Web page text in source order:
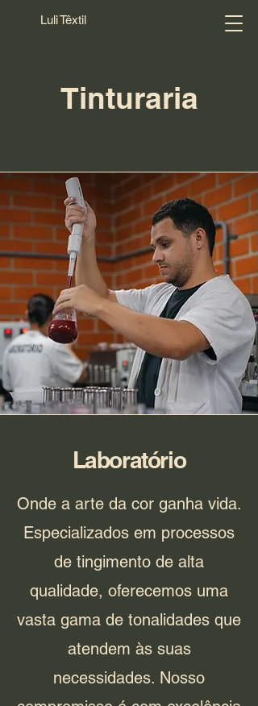
Luli Têxtil
Tinturaria
Laboratório
Onde a arte da cor ganha vida.
Especializados em processos
de tingimento de alta
qualidade, oferecemos uma
vasta gama de tonalidades que
atendem às suas
necessidades. Nosso